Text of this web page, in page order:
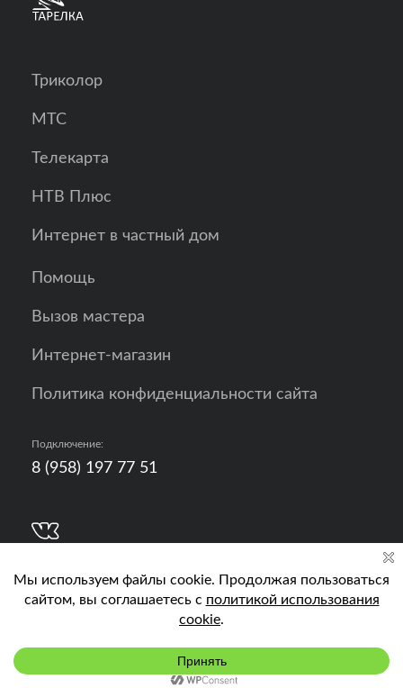
Подключить
Триколор
МТС
Телекарта
НТВ Плюс
Интернет в частный дом
Помощь
Вызов мастера
Интернет-магазин
Политика конфиденциальности сайта
Подключение:
8 (958) 197 77 51
Кислород